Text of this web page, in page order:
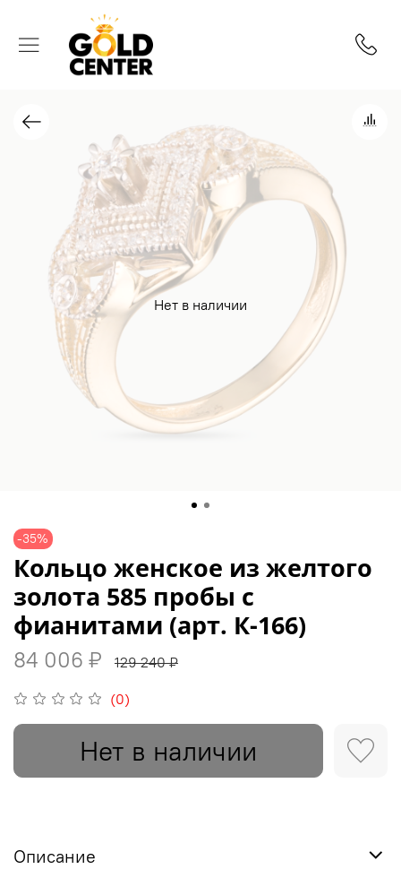
Нет в наличии
-35%
(0)
Кольцо женское из желтого
золота 585 пробы с
фианитами (арт. К-166)
84 006 ₽ 129 240 ₽
Нет в наличии
Описание